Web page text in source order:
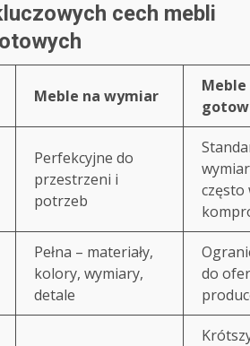
cech mebli
Meble na wymiar
Meble
Perfekcyjne do
przestrzeni i
potrzeb
często
Pełna – materiały,
kolory, wymiary,
detale
do